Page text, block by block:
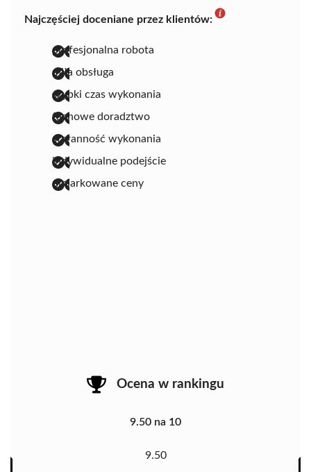
Najczęściej doceniane przez klientów:
profesjonalna robota
miła obsługa
szybki czas wykonania
fachowe doradztwo
staranność wykonania
indywidualne podejście
umiarkowane ceny
Ocena w rankingu
9.50 na 10
9.50